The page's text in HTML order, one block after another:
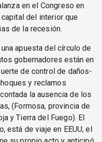
en el Congreso en
del interior que
de la recesión.
apuesta del círculo de
gobernadores están en
de control de daños-
y reclamos
la ausencia de los
(Formosa, provincia de
y Tierra del Fuego). El
está de viaje en EEUU; el